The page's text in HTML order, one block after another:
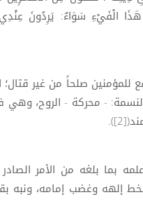
الْفَيْءِ سَوَاءٌ: يَرِدُونَ
للمؤمنين صلحاً من غير قتال؛
- محركة - الروح، وهي
بما بلغه من الأمر الصادر
إلهه وغضب إمامه، ونبه